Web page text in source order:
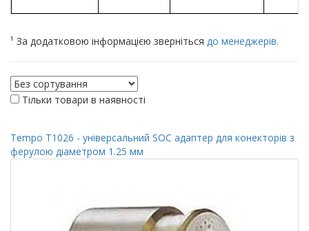
¹ За додатковою інформацією зверніться до менеджерів.
Тільки товари в наявності
Tempo T1026 - універсальний SOC адаптер для конекторів з
ферулою діаметром 1.25 мм